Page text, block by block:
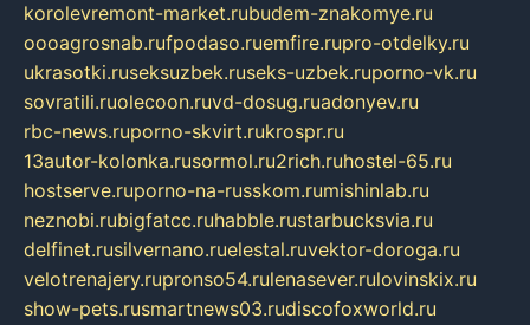
korolevremont-market.rubudem-znakomye.ru
oooagrosnab.rufpodaso.ruemfire.rupro-otdelky.ru
ukrasotki.ruseksuzbek.ruseks-uzbek.ruporno-vk.ru
sovratili.ruolecoon.ruvd-dosug.ruadonyev.ru
rbc-news.ruporno-skvirt.rukrospr.ru
13autor-kolonka.rusormol.ru2rich.ruhostel-65.ru
hostserve.ruporno-na-russkom.rumishinlab.ru
neznobi.rubigfatcc.ruhabble.rustarbucksvia.ru
delfinet.rusilvernano.ruelestal.ruvektor-doroga.ru
velotrenajery.rupronso54.rulenasever.rulovinskix.ru
show-pets.rusmartnews03.rudiscofoxworld.ru